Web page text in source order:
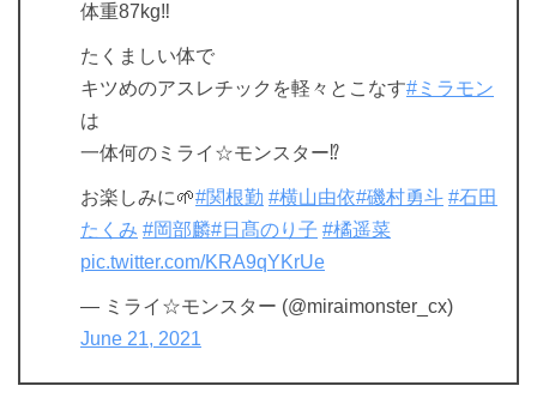
体重87kg‼️
たくましい体で
キツめのアスレチックを軽々とこなす#ミラモン
は
一体何のミライ☆モンスター⁉️
お楽しみに🌱#関根勤 #横山由依#磯村勇斗 #石田
たくみ #岡部麟#日髙のり子 #橘遥菜
pic.twitter.com/KRA9qYKrUe
— ミライ☆モンスター (@miraimonster_cx)
June 21, 2021